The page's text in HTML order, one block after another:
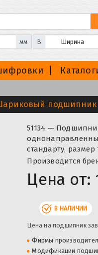
мм B
подшипник
51134 —
стандарту,
Производится
Цена от:
В НАЛИЧИИ
Цена на подшипник
Фирмы
Модификации